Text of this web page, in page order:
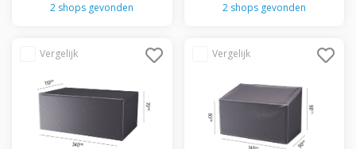
2 shops gevonden 2 shops gevonden